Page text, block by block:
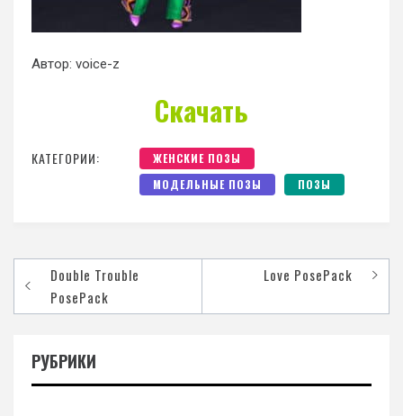
Автор: voice-z
Скачать
КАТЕГОРИИ:
ЖЕНСКИЕ ПОЗЫ
МОДЕЛЬНЫЕ ПОЗЫ
ПОЗЫ
Double Trouble
PosePack
Love PosePack
РУБРИКИ